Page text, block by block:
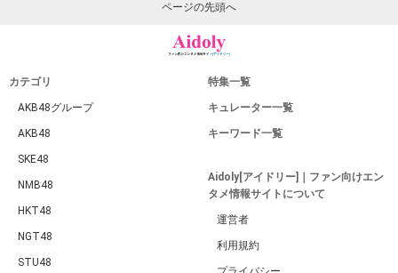
ページの先頭へ
カテゴリ
AKB48グループ
AKB48
SKE48
NMB48
HKT48
NGT48
STU48
特集一覧
キュレーター一覧
キーワード一覧
Aidoly[アイドリー]｜ファン向けエン
タメ情報サイトについて
運営者
利用規約